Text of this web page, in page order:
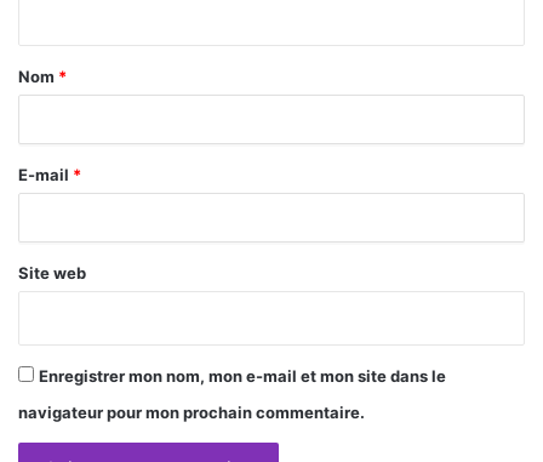
a
r
e
Nom *
E-mail *
Site web
Enregistrer mon nom, mon e-mail et mon site dans le
navigateur pour mon prochain commentaire.